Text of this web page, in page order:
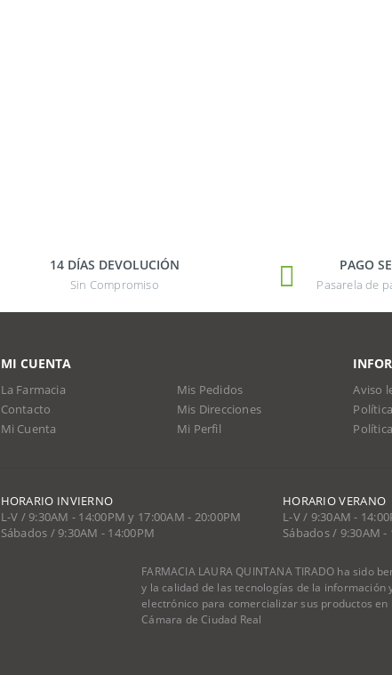
14 DÍAS DEVOLUCIÓN
Sin Compromiso
PAGO
Pasarela de
MI CUENTA
La Farmacia
Contacto
Mi Cuenta
Mis Pedidos
Mis Direcciones
Mi Perfil
Aviso
HORARIO INVIERNO
L-V / 9:30AM - 14:00PM y 17:00AM - 20:00PM
Sábados / 9:30AM - 14:00PM
HORARIO VERANO
L-V / 9:30AM -
Sábados / 9:30AM -
FARMACIA LAURA QUINTANA TIRADO ha
y la calidad de las tecnologías de la
electrónico para comercializar sus productos
Cámara de Ciudad Real